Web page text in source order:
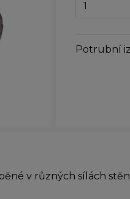
Potrubní
v různých sílách